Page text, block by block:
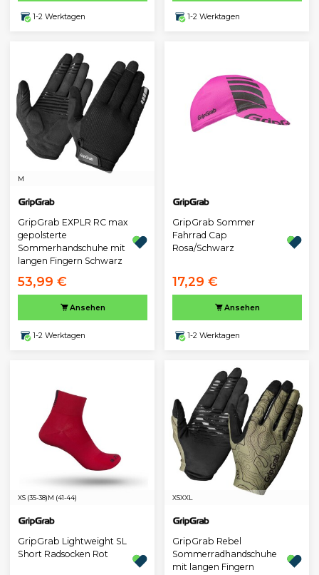
1-2 Werktagen 1-2 Werktagen
M
GripGrab EXPLR RC max
gepolsterte
Sommerhandschuhe mit
langen Fingern Schwarz
53,99 €
Ansehen
1-2 Werktagen
GripGrab Sommer
Fahrrad Cap
Rosa/Schwarz
17,29 €
Ansehen
1-2 Werktagen
XS (35-38)M (41-44)
GripGrab Lightweight SL
Short Radsocken Rot
XSXXL
GripGrab Rebel
Sommerradhandschuhe
mit langen Fingern